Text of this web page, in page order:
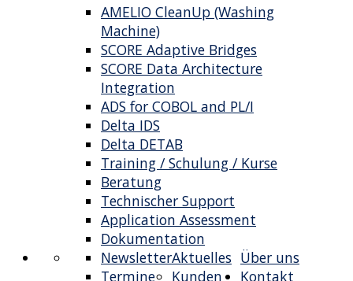
AMELIO CleanUp (Washing
Machine)
SCORE Adaptive Bridges
SCORE Data Architecture
Integration
ADS for COBOL and PL/I
Delta IDS
Delta DETAB
Training / Schulung / Kurse
Beratung
Technischer Support
Application Assessment
Dokumentation
Über uns
Aktuelles
Newsletter
Termine
Kunden Kontakt